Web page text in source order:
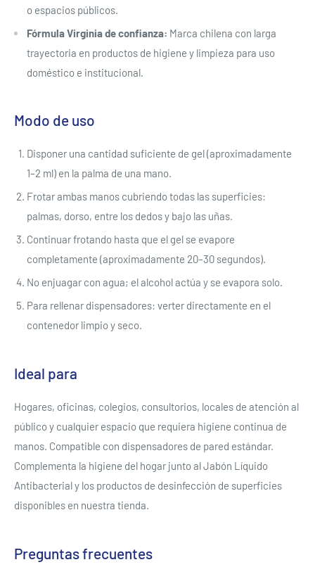
o espacios públicos.
Fórmula Virginia de confianza: Marca chilena con larga
trayectoria en productos de higiene y limpieza para uso
doméstico e institucional.
Modo de uso
Disponer una cantidad suficiente de gel (aproximadamente
1–2 ml) en la palma de una mano.
Frotar ambas manos cubriendo todas las superficies:
palmas, dorso, entre los dedos y bajo las uñas.
Continuar frotando hasta que el gel se evapore
completamente (aproximadamente 20–30 segundos).
No enjuagar con agua; el alcohol actúa y se evapora solo.
Para rellenar dispensadores: verter directamente en el
contenedor limpio y seco.
Ideal para
Hogares, oficinas, colegios, consultorios, locales de atención al
público y cualquier espacio que requiera higiene continua de
manos. Compatible con dispensadores de pared estándar.
Complementa la higiene del hogar junto al Jabón Líquido
Antibacterial y los productos de desinfección de superficies
disponibles en nuestra tienda.
Preguntas frecuentes
Se requiere iniciar sesión
Inicie sesión en su cuenta para agregar productos a su
lista de deseos y ver los artículos guardados
anteriormente.